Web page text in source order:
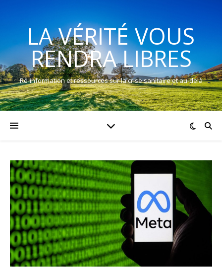
LA VÉRITÉ VOUS
RENDRA LIBRES
Ré-information et ressources sur la crise sanitaire et au-delà